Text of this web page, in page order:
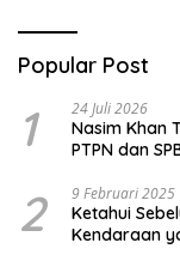
Popular Post
1 24 Juli 2026
Nasim Khan
PTPN dan
2 9 Februari 2025
Ketahui
Kendaraan